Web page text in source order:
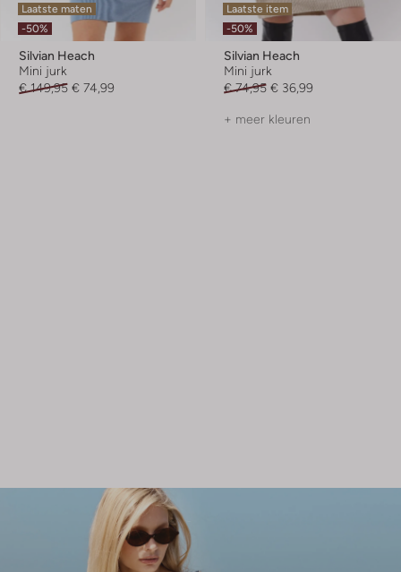
Laatste maten
-50%
Silvian Heach
Mini jurk
€ 149,95 € 74,99
Laatste item
-50%
Silvian Heach
Mini jurk
€ 74,95 € 36,99
+ meer kleuren